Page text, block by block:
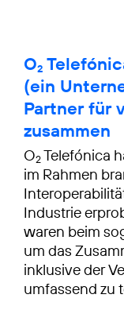
O2
(ein
Partner für
zusammen
O2Telefónica
im Rahmen
Industrie
waren beim
um das
inklusive der
umfassend zu